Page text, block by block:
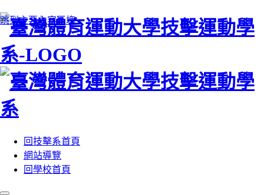
跳到主要內容區塊
:::
回技擊系首頁
網站導覽
回學校首頁